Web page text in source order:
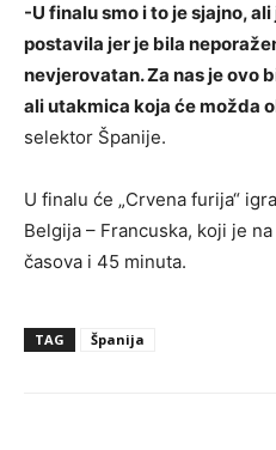
-U finalu smo i to je sjajno,
postavila jer je bila
nevjerovatan. Za nas je ovo
ali utakmica koja će možda
selektor Španije.
U finalu će „Crvena furija“
Belgija – Francuska, koji je
časova i 45 minuta.
TAG Španija